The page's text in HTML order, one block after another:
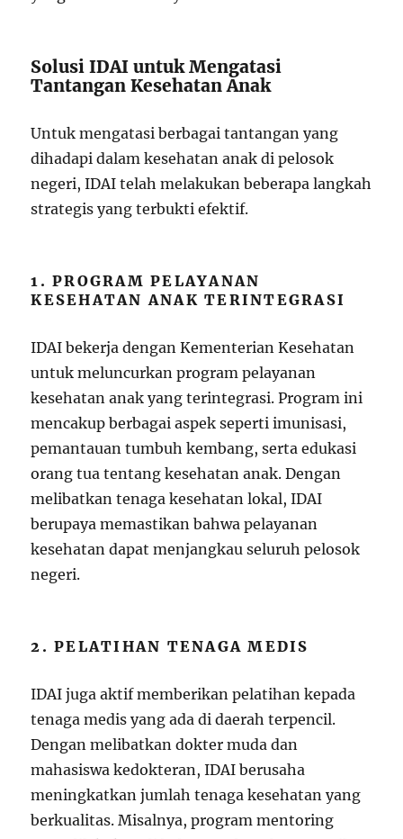
Solusi IDAI untuk Mengatasi
Tantangan Kesehatan Anak
Untuk mengatasi berbagai tantangan yang
dihadapi dalam kesehatan anak di pelosok
negeri, IDAI telah melakukan beberapa langkah
strategis yang terbukti efektif.
1. PROGRAM PELAYANAN
KESEHATAN ANAK TERINTEGRASI
IDAI bekerja dengan Kementerian Kesehatan
untuk meluncurkan program pelayanan
kesehatan anak yang terintegrasi. Program ini
mencakup berbagai aspek seperti imunisasi,
pemantauan tumbuh kembang, serta edukasi
orang tua tentang kesehatan anak. Dengan
melibatkan tenaga kesehatan lokal, IDAI
berupaya memastikan bahwa pelayanan
kesehatan dapat menjangkau seluruh pelosok
negeri.
2. PELATIHAN TENAGA MEDIS
IDAI juga aktif memberikan pelatihan kepada
tenaga medis yang ada di daerah terpencil.
Dengan melibatkan dokter muda dan
mahasiswa kedokteran, IDAI berusaha
meningkatkan jumlah tenaga kesehatan yang
berkualitas. Misalnya, program mentoring